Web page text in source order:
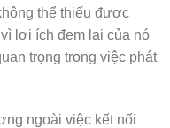
thể thiếu được
lợi ích đem lại của nó
trọng trong việc phát
ngoài việc kết nối